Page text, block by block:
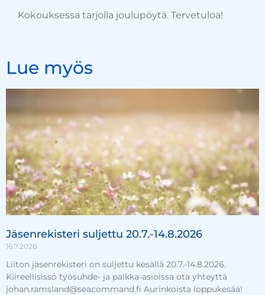
Kokouksessa tarjolla joulupöytä. Tervetuloa!
Lue myös
Jäsenrekisteri suljettu 20.7.-14.8.2026
16.7.2026
Liiton jäsenrekisteri on suljettu kesällä 20.7.-14.8.2026.
Kiireellisissö työsuhde- ja palkka-asioissa ota yhteyttä
johan.ramsland@seacommand.fi Aurinkoista loppukesää!